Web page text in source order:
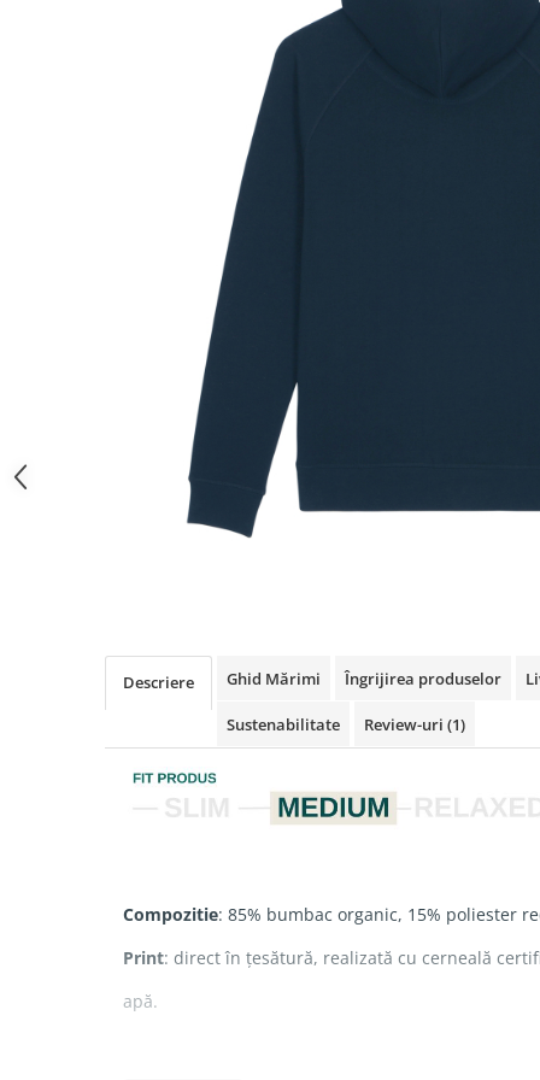
Descriere Ghid Mărimi Îngrijirea produselor
Sustenabilitate Review-uri (1)
Compozitie: 85% bumbac organic, 15% poliester
Print: direct în țesătură, realizată cu cerneală
apă.